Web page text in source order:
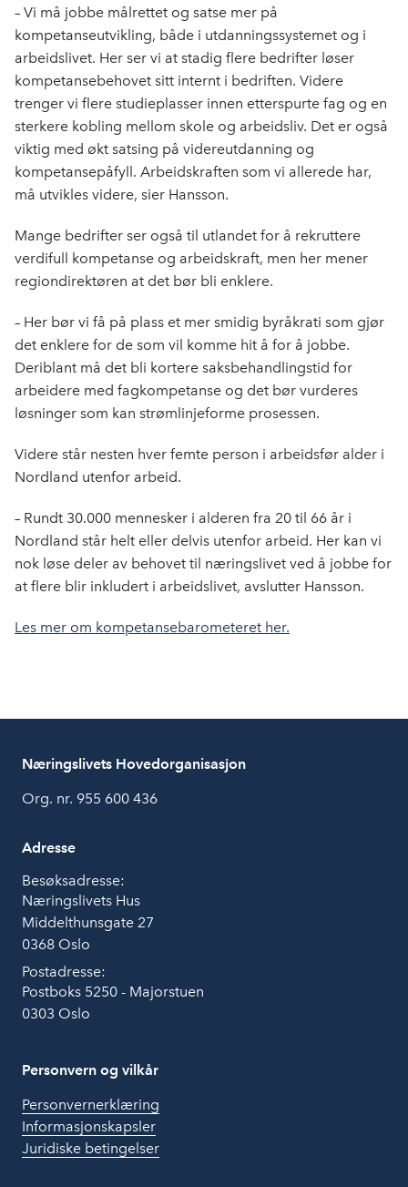
– Vi må jobbe målrettet og satse mer på
kompetanseutvikling, både i utdanningssystemet og i
arbeidslivet. Her ser vi at stadig flere bedrifter løser
kompetansebehovet sitt internt i bedriften. Videre
trenger vi flere studieplasser innen etterspurte fag og en
sterkere kobling mellom skole og arbeidsliv. Det er også
viktig med økt satsing på videreutdanning og
kompetansepåfyll. Arbeidskraften som vi allerede har,
må utvikles videre, sier Hansson.
Mange bedrifter ser også til utlandet for å rekruttere
verdifull kompetanse og arbeidskraft, men her mener
regiondirektøren at det bør bli enklere.
– Her bør vi få på plass et mer smidig byråkrati som gjør
det enklere for de som vil komme hit å for å jobbe.
Deriblant må det bli kortere saksbehandlingstid for
arbeidere med fagkompetanse og det bør vurderes
løsninger som kan strømlinjeforme prosessen.
Videre står nesten hver femte person i arbeidsfør alder i
Nordland utenfor arbeid.
– Rundt 30.000 mennesker i alderen fra 20 til 66 år i
Nordland står helt eller delvis utenfor arbeid. Her kan vi
nok løse deler av behovet til næringslivet ved å jobbe for
at flere blir inkludert i arbeidslivet, avslutter Hansson.
Les mer om kompetansebarometeret her.
Næringslivets Hovedorganisasjon
Org. nr. 955 600 436
Adresse
Besøksadresse:
Næringslivets Hus
Middelthunsgate 27
0368 Oslo
Postadresse:
Postboks 5250 - Majorstuen
0303 Oslo
Personvern og vilkår
Personvernerklæring
Informasjonskapsler
Juridiske betingelser